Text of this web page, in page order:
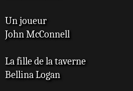
Un joueur
John McConnell
La fille de la taverne
Bellina Logan